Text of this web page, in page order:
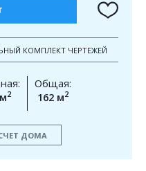
КОМПЛЕКТ ЧЕРТЕЖЕЙ
2
Общая:
162 м2
ДОМА